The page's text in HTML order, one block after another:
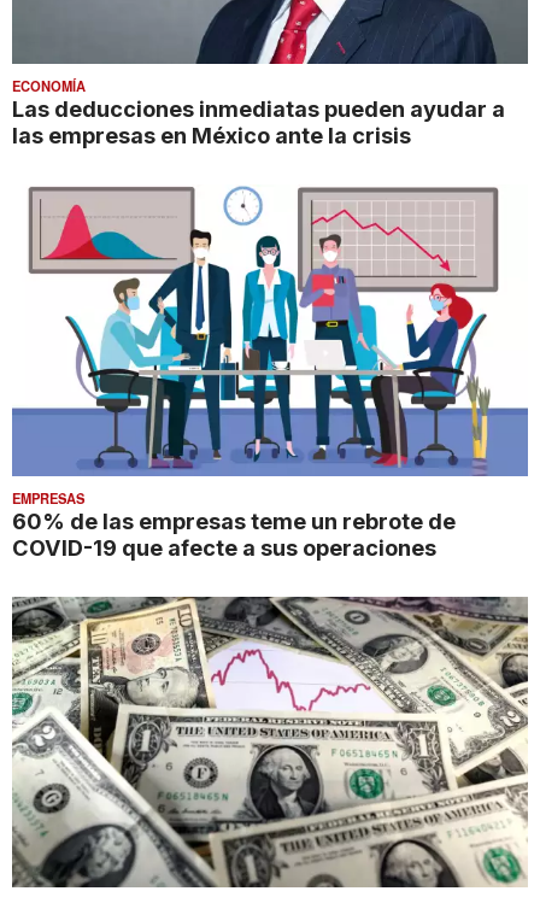
ECONOMÍA
Las deducciones inmediatas pueden ayudar a
las empresas en México ante la crisis
EMPRESAS
60% de las empresas teme un rebrote de
COVID-19 que afecte a sus operaciones